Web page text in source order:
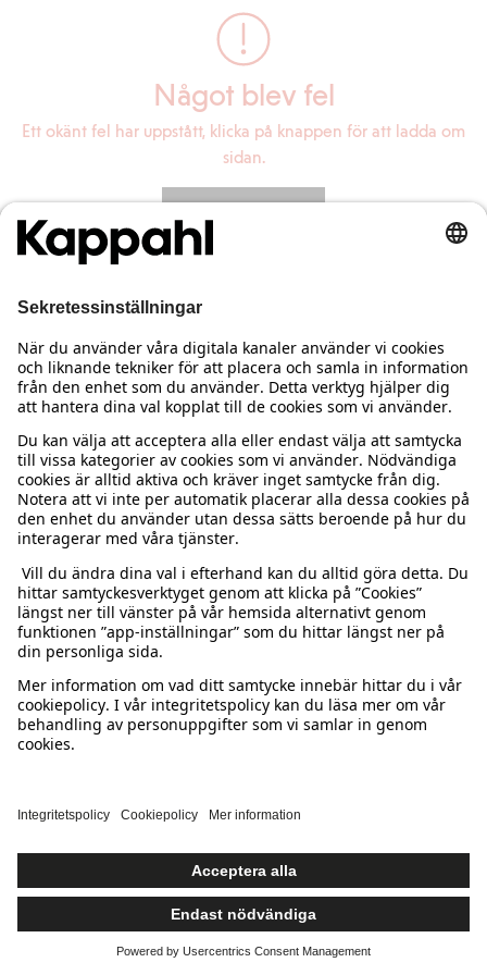
Något blev fel
Ett okänt fel har uppstått, klicka på knappen för att ladda om
sidan.